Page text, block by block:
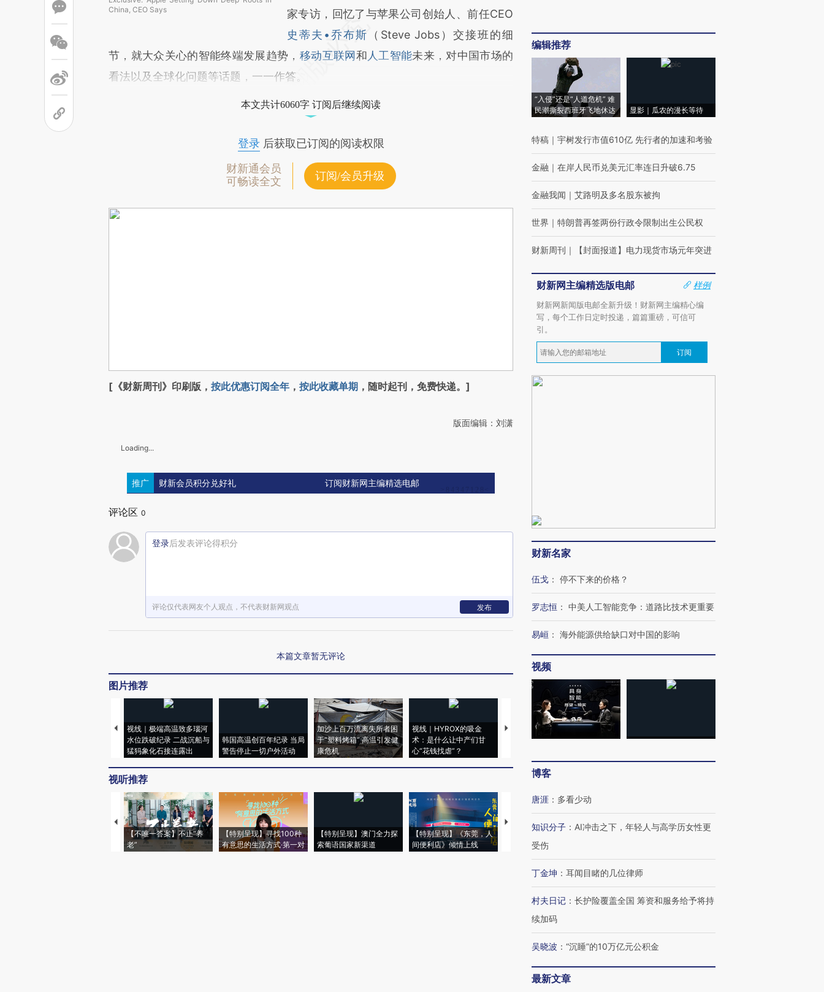
China, CEO Says
家专访，回忆了与苹果公司创始人、前任CEO
史蒂夫•乔布斯
（Steve Jobs）交接班的细
节，就大众关心的智能终端发展趋势， 移动互联网和 人工智能未来，对中国市场的
看法以及全球化问题等话题，一一作答。
本文共计6060字 订阅后继续阅读
登录后获取已订阅的阅读权限
财新通会员
可畅读全文
订阅/会员升级
[《财新周刊》印刷版， 按此优惠订阅全年 ， 按此收藏单期 ，随时起刊，免费快递。]
版面编辑：刘潇
Loading...
推广 财新会员积分兑好礼 订阅财新网主编精选电邮
评论区 0
登录后发表评论得积分
评论仅代表网友个人观点，不代表财新网观点 发布
本篇文章暂无评论
图片推荐
视线｜极端高温致多瑙河
水位跌破纪录 二战沉船与
猛犸象化石接连露出
韩国高温创百年纪录 当局
警告停止一切户外活动
加沙上百万流离失所者困
于“塑料烤箱” 高温引发健
康危机
视线｜HYROX的吸金
术：是什么让中产们甘
心“花钱找虐”？
马航飞行员跨国走私7万
粒摇头丸 尿检体内含3种
视线｜被称为“蟑螂”的印
度Z世代 用街头抗争将教
机”？难民潮撕裂西班牙
视听推荐
【不唯一答案】不止“养
老”
【特别呈现】寻找100种
有意思的生活方式·第一对
【特别呈现】澳门全力探
索葡语国家新渠道
【特别呈现】《东莞，人
间便利店》倾情上线
【推广】走进第四届链博
会，让数智科技“链”接产
【特别呈现】寻找100种
【商旅对话】华住集团
CFO：不靠规模取胜，华
编辑推荐
“入侵”还是“人道危机” 难
民潮撕裂西班牙飞地休达
显影｜瓜农的漫长等待
特稿 ｜ 宇树发行市值610亿 先行者的加速和考验
金融 ｜ 在岸人民币兑美元汇率连日升破6.75
金融我闻 ｜ 艾路明及多名股东被拘
世界 ｜ 特朗普再签两份行政令限制出生公民权
财新周刊 ｜ 【封面报道】电力现货市场元年突进
财新网主编精选版电邮
样例
财新网新闻版电邮全新升级！财新网主编精心编
写，每个工作日定时投递，篇篇重磅，可信可
引。
订阅
财新名家
伍戈 ： 停不下来的价格？
罗志恒 ： 中美人工智能竞争：道路比技术更重要
易峘 ： 海外能源供给缺口对中国的影响
视频
博客
唐涯 ： 多看少动
知识分子 ： AI冲击之下，年轻人与高学历女性更
受伤
丁金坤 ： 耳闻目睹的几位律师
村夫日记 ： 长护险覆盖全国 筹资和服务给予将持
续加码
吴晓波 ： “沉睡”的10万亿元公积金
最新文章